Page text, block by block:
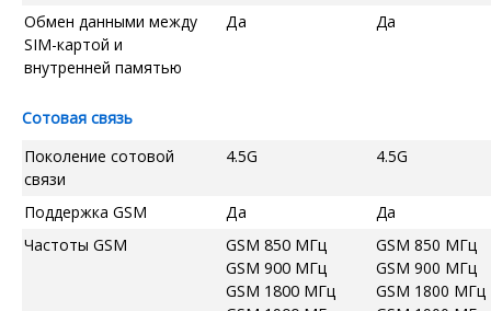
Обмен данными между
SIM-картой и
внутренней памятью
Да Да
Сотовая связь
Поколение сотовой
связи
4.5G 4.5G
Поддержка GSM Да
Да
Частоты GSM
GSM 850 МГц
GSM 900 МГц
GSM 1800 МГц
GSM 850 МГц
GSM 900 МГц
GSM 1800 МГц